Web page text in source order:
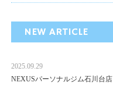
NEW ARTICLE
2025.09.29
NEXUSパーソナルジム石川台店